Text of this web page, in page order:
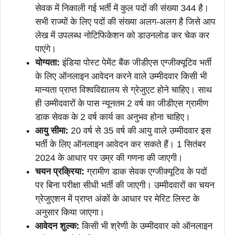
सेवक में निकाली गई भर्ती में कुल पदों की संख्या 344 है।
सभी राज्यों के लिए पदों की संख्या अलग-अलग है जिसे आप
लेख में उपलब्ध नोटिफिकेशन को डाउनलोड कर चेक कर
पाएंगे।
योग्यता: इंडिया पोस्ट पेमेंट बैंक जीडीएस एग्जीक्यूटिव भर्ती
के लिए ऑनलाइन आवेदन करने वाले उम्मीदवार किसी भी
मान्यता प्राप्त विश्वविद्यालय से ग्रेजुएट होने चाहिए। साथ
ही उम्मीदवारों के पास न्यूनतम 2 वर्ष का जीडीएस ग्रामीण
डाक सेवक के 2 वर्ष कार्य का अनुभव होना चाहिए।
आयु सीमा: 20 वर्ष से 35 वर्ष की आयु वाले उम्मीदवार इस
भर्ती के लिए ऑनलाइन आवेदन कर सकते हैं। 1 सितंबर
2024 के आधार पर उम्र की गणना की जाएगी।
चयन प्रक्रिया:ग्रामीण डाक सेवक एग्जीक्यूटिव के पदों
पर बिना परीक्षा सीधी भर्ती की जाएगी। उम्मीदवारों का चयन
ग्रेजुएशन में प्राप्त अंकों के आधार पर मेरिट लिस्ट के
अनुसार किया जाएगा।
आवेदन शुल्क:किसी भी श्रेणी के उम्मीदवार को ऑनलाइन